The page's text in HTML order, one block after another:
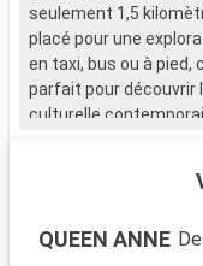
seulement 1,5
placé pour une
en taxi, bus ou à
parfait pour découvrir
culturelle
Southampton, ville
QUEEN ANNE